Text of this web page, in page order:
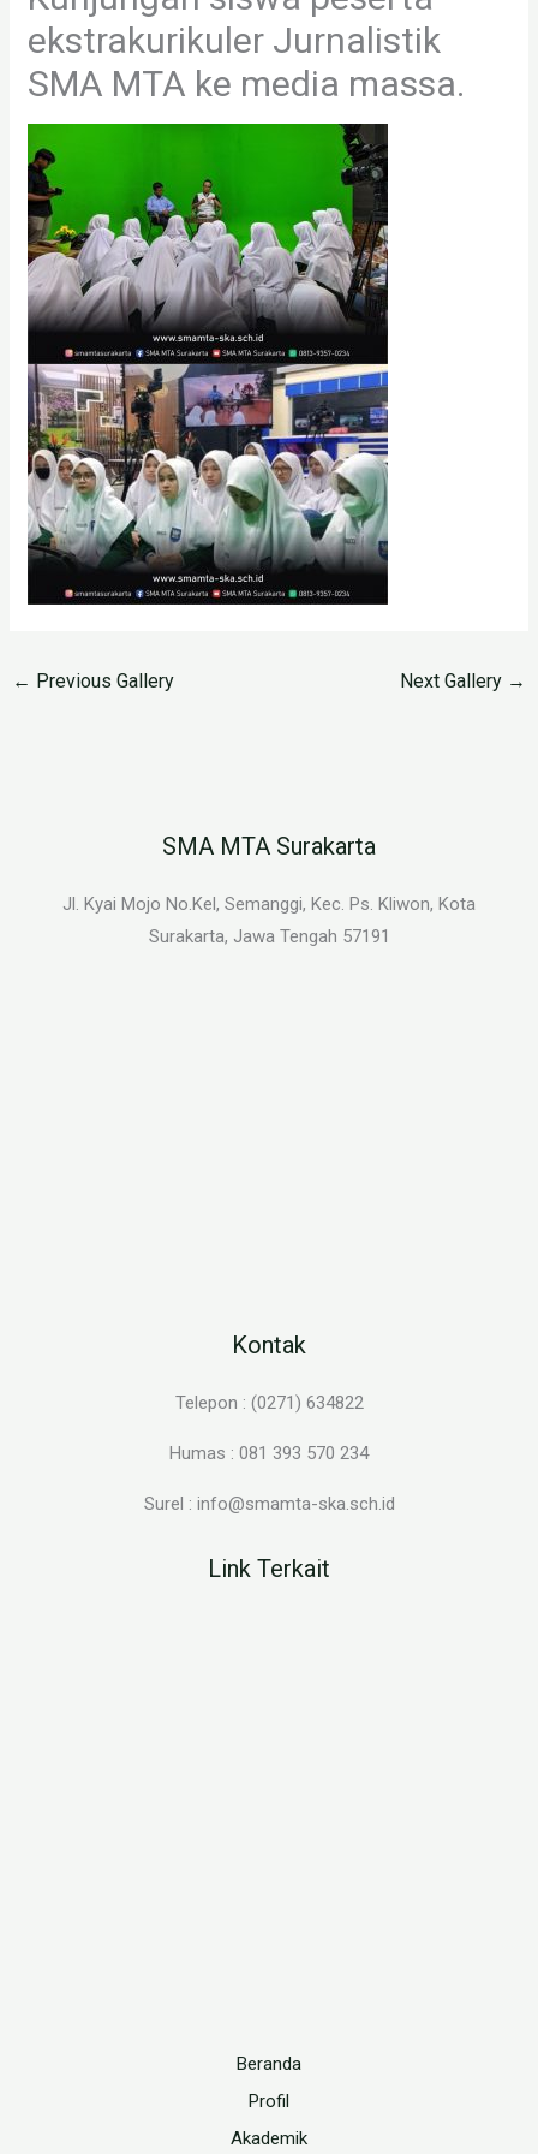
ekstrakurikuler Jurnalistik
SMA MTA ke media massa.
← Previous Gallery Next Gallery →
SMA MTA Surakarta
Jl. Kyai Mojo No.Kel, Semanggi, Kec. Ps. Kliwon, Kota
Surakarta, Jawa Tengah 57191
Kontak
Telepon : (0271) 634822
Humas : 081 393 570 234
Surel : info@smamta-ska.sch.id
Link Terkait
Beranda
Profil
Akademik